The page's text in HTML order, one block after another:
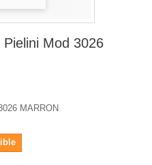
Mod 3026
MARRON